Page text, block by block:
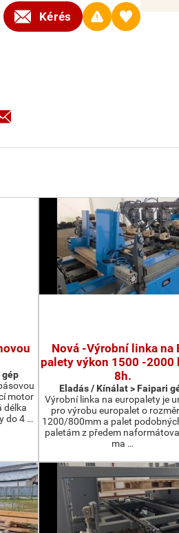
Kérés
gép
motor
délka
do 4 …
Nová -Výrobní linka na
palety výkon 1500 -2000
8h.
Eladás / Kínálat > Faipari
Výrobní linka na europalety je
pro výrobu europalet o
1200/800mm a palet
paletám z předem
ma …